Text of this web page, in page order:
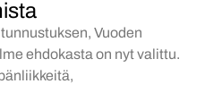
Vuoden
ehdokasta on nyt valittu.